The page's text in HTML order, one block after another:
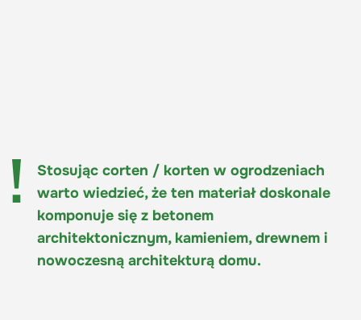
Stosując corten / korten w ogrodzeniach
warto wiedzieć, że ten materiał doskonale
komponuje się z betonem
architektonicznym, kamieniem, drewnem i
nowoczesną architekturą domu.